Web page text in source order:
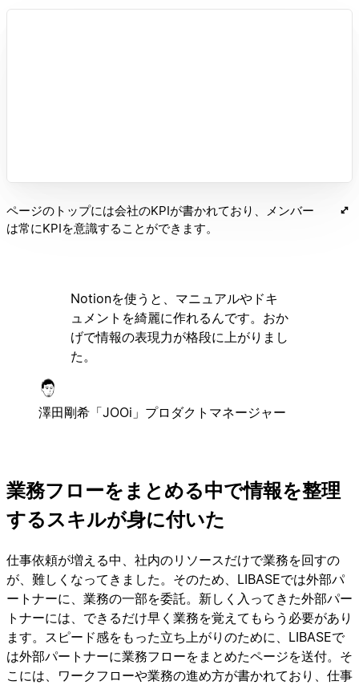
ページのトップには会社のKPIが書かれており、メンバー
は常にKPIを意識することができます。
Notionを使うと、マニュアルやドキ
ュメントを綺麗に作れるんです。おか
げで情報の表現力が格段に上がりまし
た。
澤田剛希 「JOOi」プロダクトマネージャー
業務フローをまとめる中で情報を整理
するスキルが身に付いた
仕事依頼が増える中、社内のリソースだけで業務を回すの
が、難しくなってきました。そのため、LIBASEでは外部パ
ートナーに、業務の一部を委託。新しく入ってきた外部パー
トナーには、できるだけ早く業務を覚えてもらう必要があり
ます。スピード感をもった立ち上がりのために、LIBASEで
は外部パートナーに業務フローをまとめたページを送付。そ
こには、ワークフローや業務の進め方が書かれており、仕事